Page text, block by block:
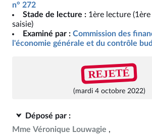
n° 272
Stade de lecture : 1ère lecture (1ère
saisie)
Examiné par : Commission des
l'économie générale et du contrôle
REJETÉ
(mardi 4 octobre 2022)
Déposé par :
Mme Véronique Louwagie